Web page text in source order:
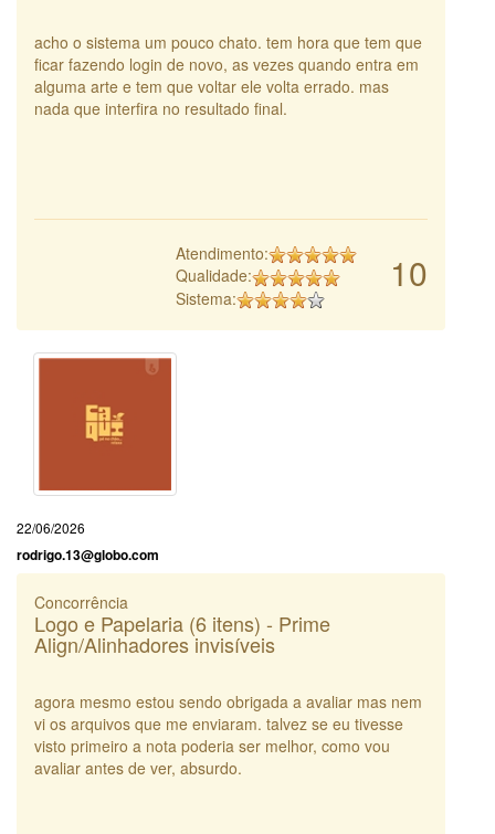
acho o sistema um pouco chato. tem hora que tem que
ficar fazendo login de novo, as vezes quando entra em
alguma arte e tem que voltar ele volta errado. mas
nada que interfira no resultado final.
10
Atendimento:
Qualidade:
Sistema:
22/06/2026
rodrigo.13@globo.com
Concorrência
Logo e Papelaria (6 itens) - Prime
Align/Alinhadores invisíveis
agora mesmo estou sendo obrigada a avaliar mas nem
vi os arquivos que me enviaram. talvez se eu tivesse
visto primeiro a nota poderia ser melhor, como vou
avaliar antes de ver, absurdo.